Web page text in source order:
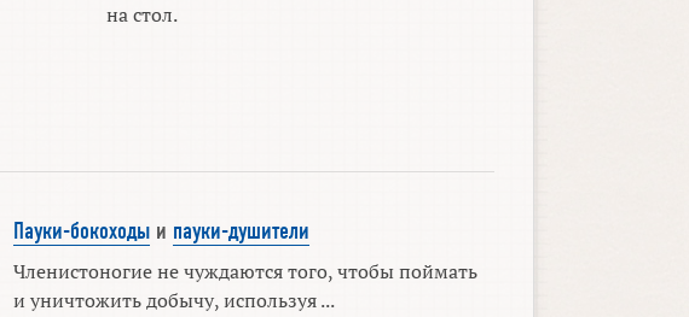
на стол.
Пауки-бокоходыи пауки-душители
Членистоногие не чуждаются того, чтобы поймать
и уничтожить добычу, используя ...